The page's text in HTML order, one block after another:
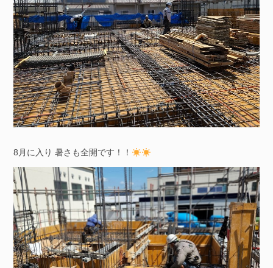
8月に入り 暑さも全開です！！